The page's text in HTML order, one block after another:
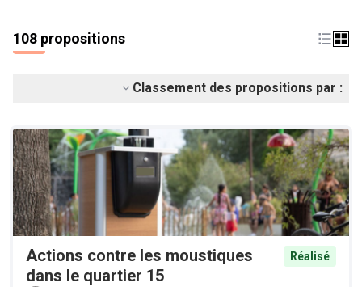
108 propositions
Classement des propositions par :
Actions contre les moustiques
dans le quartier 15
Réalisé